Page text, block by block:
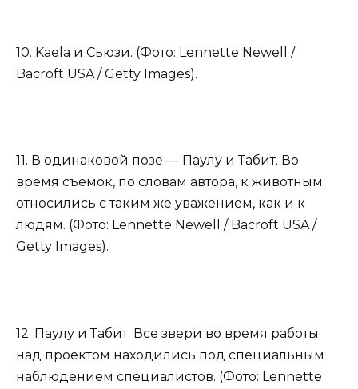
10. Kaela и Сьюзи. (Фото: Lennette Newell /
Bacroft USA / Getty Images).
11. В одинаковой позе — Паулу и Табит. Во
время съемок, по словам автора, к животным
относились с таким же уважением, как и к
людям. (Фото: Lennette Newell / Bacroft USA /
Getty Images).
12. Паулу и Табит. Все звери во время работы
над проектом находились под специальным
наблюдением специалистов. (Фото: Lennette